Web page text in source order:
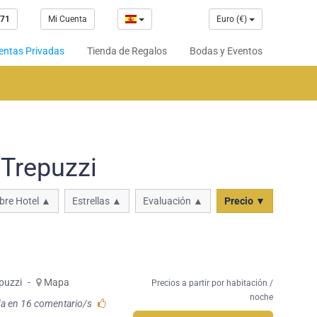
Mi Cuenta Euro (€)
Privadas Tienda de Regalos Bodas y Eventos
Hotel ▲ Estrellas ▲ Evaluación ▲ Precio ▼
-
Mapa
en 16 comentario/s
Precios a partir por habitación /
noche